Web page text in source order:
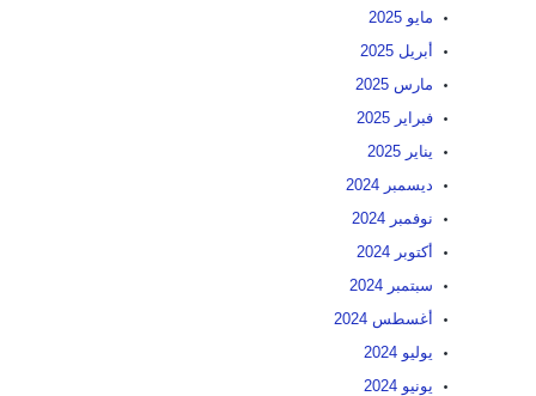
مايو 2025
أبريل 2025
مارس 2025
فبراير 2025
يناير 2025
ديسمبر 2024
نوفمبر 2024
أكتوبر 2024
سبتمبر 2024
أغسطس 2024
يوليو 2024
يونيو 2024